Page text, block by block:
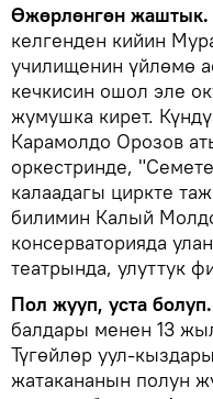
Өжөрлөнгөн жаштык.
келгенден кийин
училищенин үйлөмө
кечкисин ошол эле
жумушка кирет.
Карамолдо Орозов
оркестринде,
калаадагы циркте
билимин Калый
консерваторияда
театрында, улуттук
Пол жууп, уста
балдары менен 13
Түгөйлөр уул-
жатакананын полун